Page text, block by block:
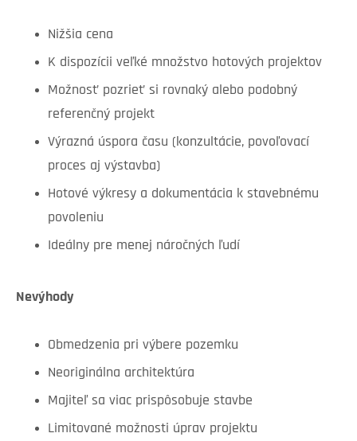
Nižšia cena
K dispozícii veľké množstvo hotových projektov
Možnosť pozrieť si rovnaký alebo podobný
referenčný projekt
Výrazná úspora času (konzultácie, povoľovací
proces aj výstavba)
Hotové výkresy a dokumentácia k stavebnému
povoleniu
Ideálny pre menej náročných ľudí
Nevýhody
Obmedzenia pri výbere pozemku
Neoriginálna architektúra
Majiteľ sa viac prispôsobuje stavbe
Limitované možnosti úprav projektu